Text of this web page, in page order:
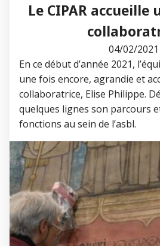
Le CIPAR accueille
04/02/2021
En ce début d’année 2021,
une fois encore, agrandie et
collaboratrice, Elise Philippe.
quelques lignes son parcours
fonctions au sein de l’asbl.